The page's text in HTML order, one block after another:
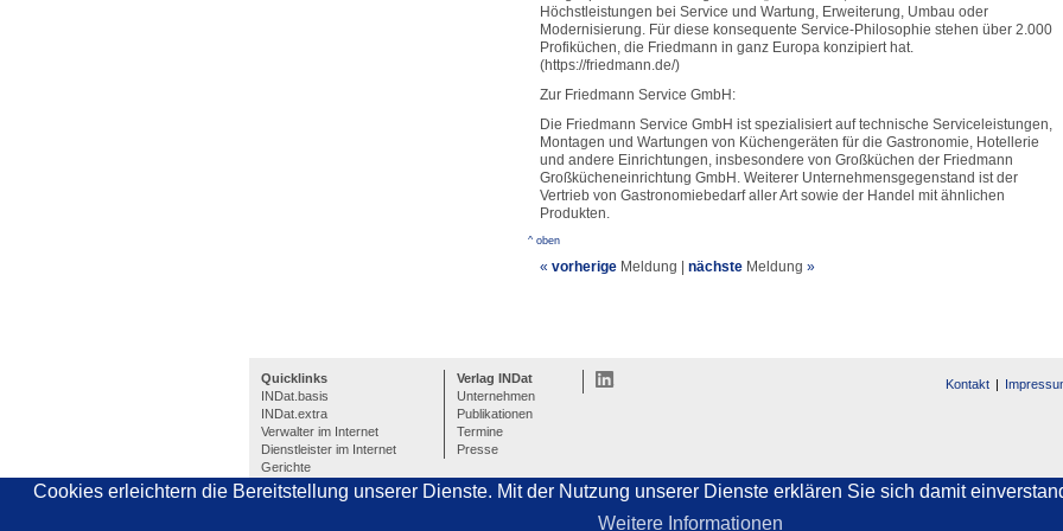
Cookies erleichtern die Bereitstellung unserer Dienste. Mit der Nutzung unserer Dienste erklären Sie sich damit
Weitere Informationen
Höchstleistungen bei Service und Wartung, Erweiterung, Umbau oder
Modernisierung. Für diese konsequente Service-Philosophie stehen über 2.000
Profiküchen, die Friedmann in ganz Europa konzipiert hat.
(https://friedmann.de/)
Zur Friedmann Service GmbH:
Die Friedmann Service GmbH ist spezialisiert auf technische Serviceleistungen,
Montagen und Wartungen von Küchengeräten für die Gastronomie, Hotellerie
und andere Einrichtungen, insbesondere von Großküchen der Friedmann
Großkücheneinrichtung GmbH. Weiterer Unternehmensgegenstand ist der
Vertrieb von Gastronomiebedarf aller Art sowie der Handel mit ähnlichen
Produkten.
^ oben
« vorherige Meldung nächste Meldung »
Kontakt
Quicklinks
INDat.basis
INDat.extra
Verwalter im Internet
Dienstleister im Internet
Gerichte
Pressespiegel
Pressemitteilungen
Verlag INDat
Unternehmen
Publikationen
Termine
Presse